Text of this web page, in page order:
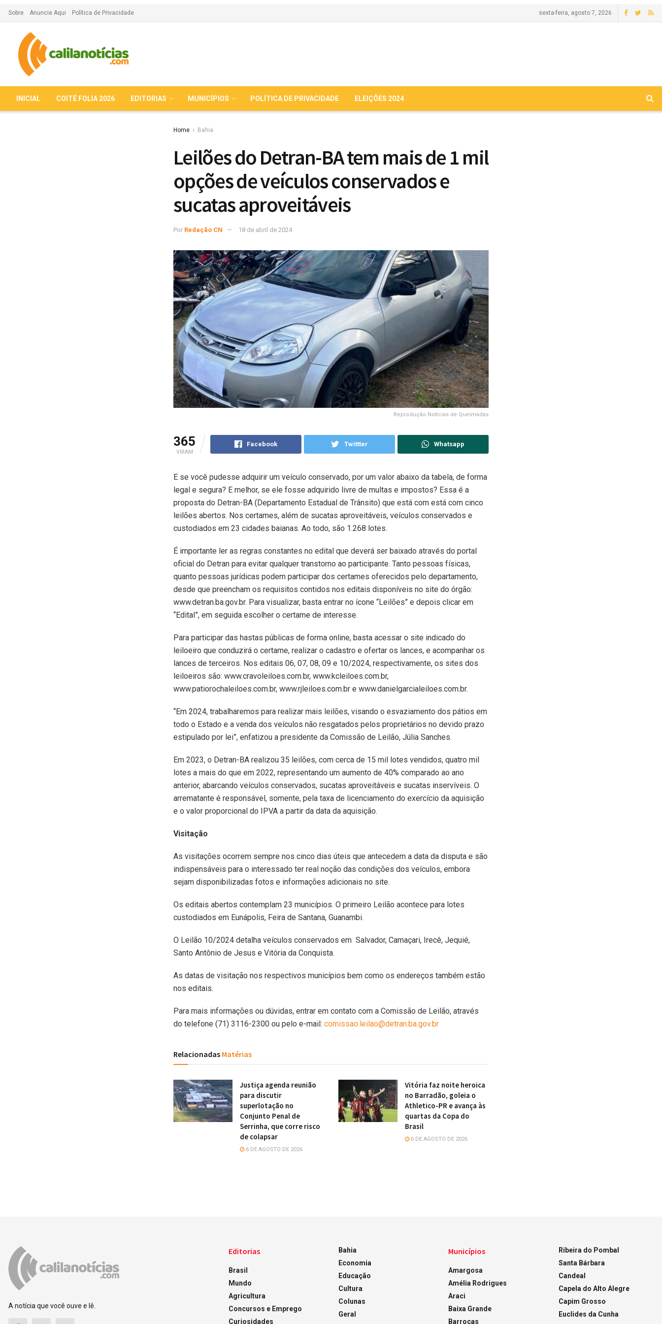
Sobre Anuncie Aqui Política de Privacidade sexta-feira, agosto 7, 2026
INICIAL COITÉ FOLIA 2026 EDITORIAS MUNICÍPIOS POLÍTICA DE PRIVACIDADE ELEIÇÕES 2024
Home Bahia
Leilões do Detran-BA tem mais de 1 mil
opções de veículos conservados e
sucatas aproveitáveis
Por Redação CN 18 de abril de 2024
Reprodução Notícias de Queimadas
365
VIRAM
Facebook Twittter Whatsapp
E se você pudesse adquirir um veículo conservado, por um valor abaixo da tabela, de forma
legal e segura? E melhor, se ele fosse adquirido livre de multas e impostos? Essa é a
proposta do Detran-BA (Departamento Estadual de Trânsito) que está com está com cinco
leilões abertos. Nos certames, além de sucatas aproveitáveis, veículos conservados e
custodiados em 23 cidades baianas. Ao todo, são 1.268 lotes.
É importante ler as regras constantes no edital que deverá ser baixado através do portal
oficial do Detran para evitar qualquer transtorno ao participante. Tanto pessoas físicas,
quanto pessoas jurídicas podem participar dos certames oferecidos pelo departamento,
desde que preencham os requisitos contidos nos editais disponíveis no site do órgão:
www.detran.ba.gov.br. Para visualizar, basta entrar no ícone “Leilões” e depois clicar em
“Edital”, em seguida escolher o certame de interesse.
Para participar das hastas públicas de forma online, basta acessar o site indicado do
leiloeiro que conduzirá o certame, realizar o cadastro e ofertar os lances, e acompanhar os
lances de terceiros. Nos editais 06, 07, 08, 09 e 10/2024, respectivamente, os sites dos
leiloeiros são: www.cravoleiloes.com.br, www.kcleiloes.com.br,
www.patiorochaleiloes.com.br, www.rjleiloes.com.br e www.danielgarcialeiloes.com.br.
“Em 2024, trabalharemos para realizar mais leilões, visando o esvaziamento dos pátios em
todo o Estado e a venda dos veículos não resgatados pelos proprietários no devido prazo
estipulado por lei”, enfatizou a presidente da Comissão de Leilão, Júlia Sanches.
Em 2023, o Detran-BA realizou 35 leilões, com cerca de 15 mil lotes vendidos, quatro mil
lotes a mais do que em 2022, representando um aumento de 40% comparado ao ano
anterior, abarcando veículos conservados, sucatas aproveitáveis e sucatas inservíveis. O
arrematante é responsável, somente, pela taxa de licenciamento do exercício da aquisição
e o valor proporcional do IPVA a partir da data da aquisição.
Visitação
As visitações ocorrem sempre nos cinco dias úteis que antecedem a data da disputa e são
indispensáveis para o interessado ter real noção das condições dos veículos, embora
sejam disponibilizadas fotos e informações adicionais no site.
Os editais abertos contemplam 23 municípios. O primeiro Leilão acontece para lotes
custodiados em Eunápolis, Feira de Santana, Guanambi.
O Leilão 10/2024 detalha veículos conservados em Salvador, Camaçari, Irecê, Jequié,
Santo Antônio de Jesus e Vitória da Conquista.
As datas de visitação nos respectivos municípios bem como os endereços também estão
nos editais.
Para mais informações ou dúvidas, entrar em contato com a Comissão de Leilão, através
do telefone (71) 3116-2300 ou pelo e-mail: comissao.leilao@detran.ba.gov.br
Relacionadas Matérias
Justiça agenda reunião
para discutir
superlotação no
Conjunto Penal de
Serrinha, que corre risco
de colapsar
6 DE AGOSTO DE 2026
Vitória faz noite heroica
no Barradão, goleia o
Athletico-PR e avança às
quartas da Copa do
Brasil
6 DE AGOSTO DE 2026
A notícia que você ouve e lê.
Editorias
Brasil
Mundo
Agricultura
Concursos e Emprego
Curiosidades
Bahia
Economia
Educação
Cultura
Colunas
Geral
Municípios
Amargosa
Amélia Rodrigues
Araci
Baixa Grande
Barrocas
Ribeira do Pombal
Santa Bárbara
Candeal
Capela do Alto Alegre
Capim Grosso
Euclides da Cunha